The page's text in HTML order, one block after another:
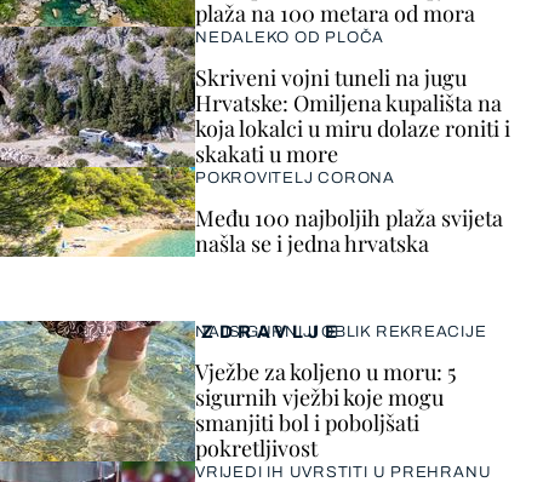
ZDRAVLJE
NAJSIGURNIJI OBLIK REKREACIJE
Vježbe za koljeno u moru: 5
sigurnih vježbi koje mogu
smanjiti bol i poboljšati
pokretljivost
VRIJEDI IH UVRSTITI U PREHRANU
plaža na 100 metara od mora
NEDALEKO OD PLOČA
Skriveni vojni tuneli na jugu
Hrvatske: Omiljena kupališta na
koja lokalci u miru dolaze roniti i
skakati u more
POKROVITELJ CORONA
Među 100 najboljih plaža svijeta
našla se i jedna hrvatska